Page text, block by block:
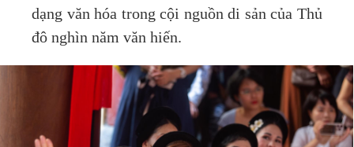
dạng văn hóa trong cội nguồn di sản của Thủ
đô nghìn năm văn hiến.